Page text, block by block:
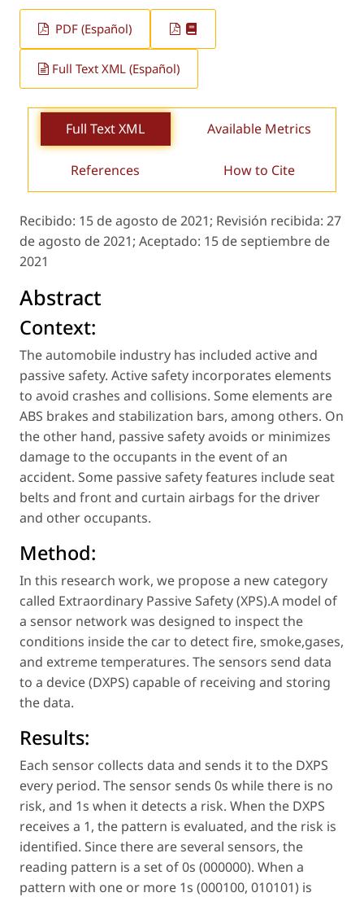
PDF (Español)
Full Text XML (Español)
Full Text XML Available Metrics
References How to Cite
Recibido: 15 de agosto de 2021; Revisión recibida: 27
de agosto de 2021; Aceptado: 15 de septiembre de
2021
Abstract
Context:
The automobile industry has included active and
passive safety. Active safety incorporates elements
to avoid crashes and collisions. Some elements are
ABS brakes and stabilization bars, among others. On
the other hand, passive safety avoids or minimizes
damage to the occupants in the event of an
accident. Some passive safety features include seat
belts and front and curtain airbags for the driver
and other occupants.
Method:
In this research work, we propose a new category
called Extraordinary Passive Safety (XPS).A model of
a sensor network was designed to inspect the
conditions inside the car to detect fire, smoke,gases,
and extreme temperatures. The sensors send data
to a device (DXPS) capable of receiving and storing
the data.
Results:
Each sensor collects data and sends it to the DXPS
every period. The sensor sends 0s while there is no
risk, and 1s when it detects a risk. When the DXPS
receives a 1, the pattern is evaluated, and the risk is
identified. Since there are several sensors, the
reading pattern is a set of 0s (000000). When a
pattern with one or more 1s (000100, 010101) is